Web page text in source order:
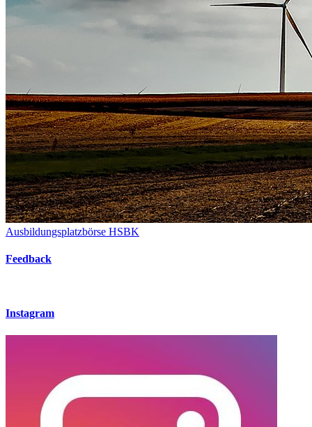
Ausbildungsplatzbörse HSBK
Feedback
Instagram